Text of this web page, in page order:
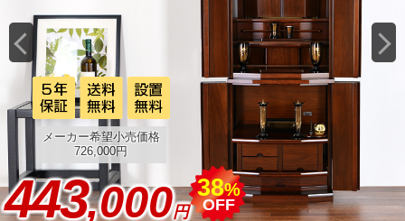
メーカー希望小売価格
726,000円
443,000円
38%
OFF